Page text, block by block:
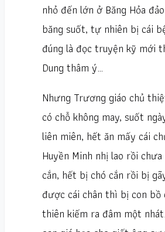
nhỏ đến lớn ở Băng Hỏa
băng suốt, tự nhiên bị cái
đúng là đọc truyện kỹ mới
Dung thâm ý…
Nhưng Trương giáo chủ
có chỗ không may, suốt
liên miên, hết ăn mấy cái
Huyền Minh nhị lao rồi
cắn, hết bị chó cắn rồi bị
được cái chân thì bị con bồ
thiên kiếm ra đâm một